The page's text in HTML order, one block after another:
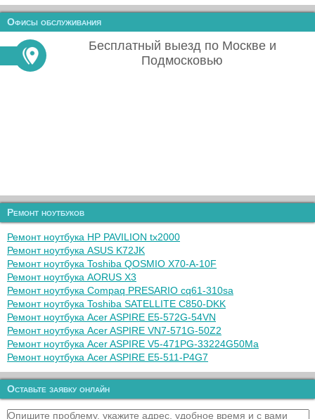
Офисы обслуживания
Бесплатный выезд по Москве и
Подмосковью
Ремонт ноутбуков
Ремонт ноутбука HP PAVILION tx2000
Ремонт ноутбука ASUS K72JK
Ремонт ноутбука Toshiba QOSMIO X70-A-10F
Ремонт ноутбука AORUS X3
Ремонт ноутбука Compaq PRESARIO cq61-310sa
Ремонт ноутбука Toshiba SATELLITE C850-DKK
Ремонт ноутбука Acer ASPIRE E5-572G-54VN
Ремонт ноутбука Acer ASPIRE VN7-571G-50Z2
Ремонт ноутбука Acer ASPIRE V5-471PG-33224G50Ma
Ремонт ноутбука Acer ASPIRE E5-511-P4G7
Оставьте заявку онлайн